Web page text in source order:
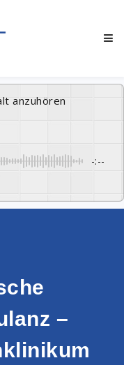
anzuhören
-:--
–